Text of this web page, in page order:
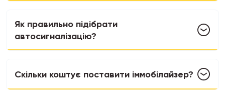
Як правильно підібрати
автосигналізацію?
Скільки коштує поставити іммобілайзер?